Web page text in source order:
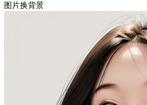
图片换背景